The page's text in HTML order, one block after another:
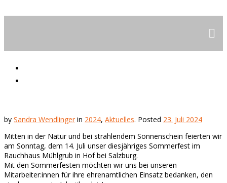
TAFEL-Sommerfest
by Sandra Wendlinger in 2024, Aktuelles. Posted 23. Juli 2024
Mitten in der Natur und bei strahlendem Sonnenschein feierten wir
am Sonntag, dem 14. Juli unser diesjähriges Sommerfest im
Rauchhaus Mühlgrub in Hof bei Salzburg.
Mit den Sommerfesten möchten wir uns bei unseren
Mitarbeiter:innen für ihre ehrenamtlichen Einsatz bedanken, den